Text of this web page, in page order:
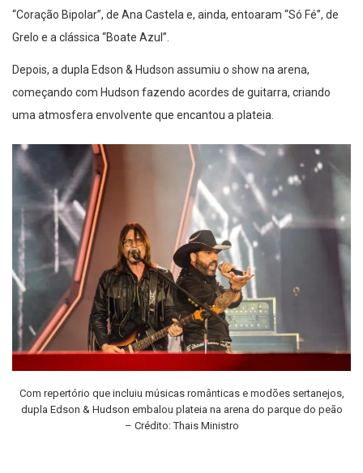
“Coração Bipolar”, de Ana Castela e, ainda, entoaram “Só Fé”, de
Grelo e a clássica “Boate Azul”.
Depois, a dupla Edson & Hudson assumiu o show na arena,
começando com Hudson fazendo acordes de guitarra, criando
uma atmosfera envolvente que encantou a plateia.
Com repertório que incluiu músicas românticas e modões sertanejos,
dupla Edson & Hudson embalou plateia na arena do parque do peão
– Crédito: Thais Ministro